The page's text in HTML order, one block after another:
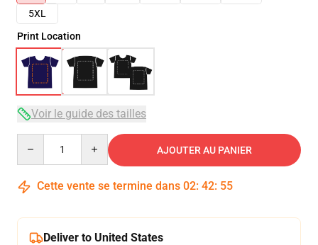
5XL
Print Location
Voir le guide des tailles
AJOUTER AU PANIER
Cette vente se termine dans 02: 42: 54
Deliver to United States